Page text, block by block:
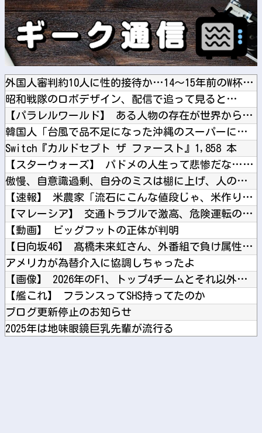
外国人審判約10人に性的接待か…14～15年前のW杯・五輪...
昭和戦隊のロボデザイン、配信で追って見ると…
【パラレルワールド】 ある人物の存在が世界から完全に消失…何...
韓国人「台風で品不足になった沖縄のスーパーに行ってみたら、な...
Switch『カルドセプト ザ ファースト』1,858 本
【スターウォーズ】 パドメの人生って悲惨だな…子供は遺せたけ...
傲慢、自意識過剰、自分のミスは棚に上げ、人の瑣末なミスをネチ...
【速報】 米農家「流石にこんな値段じゃ、米作り辞める人、出る...
【マレーシア】 交通トラブルで激高、危険運転の末に側溝へ転落...
【動画】 ビッグフットの正体が判明
【日向坂46】 髙橋未来虹さん、外番組で負け属性を発揮してし...
アメリカが為替介入に協調しちゃったよ
【画像】 2026年のF1、トップ4チームとそれ以外の差がガ...
【艦これ】 フランスってSHS持ってたのか
ブログ更新停止のお知らせ
2025年は地味眼鏡巨乳先輩が流行る